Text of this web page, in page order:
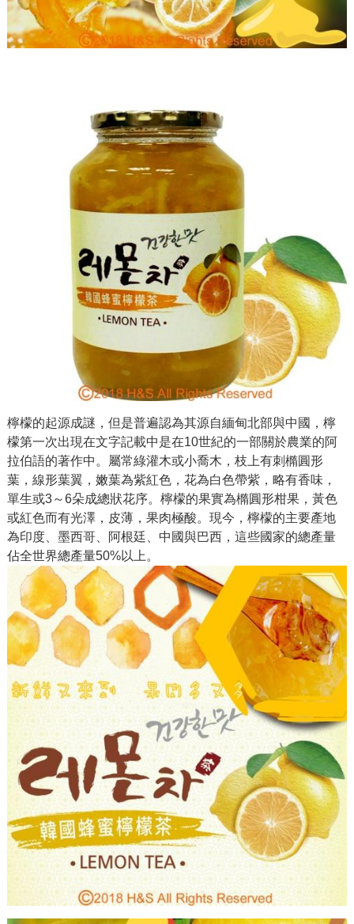
檸檬的起源成謎，但是普遍認為其源自緬甸北部與中國，檸
檬第一次出現在文字記載中是在10世紀的一部關於農業的阿
拉伯語的著作中。屬常綠灌木或小喬木，枝上有刺橢圓形
葉，線形葉翼，嫩葉為紫紅色，花為白色帶紫，略有香味，
單生或3～6朵成總狀花序。檸檬的果實為橢圓形柑果，黃色
或紅色而有光澤，皮薄，果肉極酸。現今，檸檬的主要產地
為印度、墨西哥、阿根廷、中國與巴西，這些國家的總產量
佔全世界總產量50%以上。